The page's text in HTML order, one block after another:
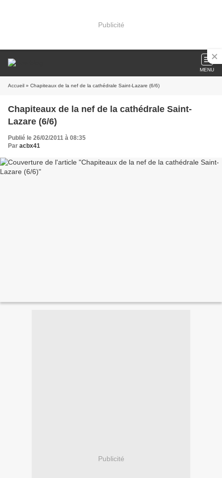
Publicité
MENU
Accueil » Chapiteaux de la nef de la cathédrale Saint-Lazare (6/6)
Chapiteaux de la nef de la cathédrale Saint-
Lazare (6/6)
Publié le 26/02/2011 à 08:35
Par acbx41
Publicité